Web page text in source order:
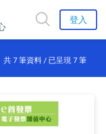
登入
共 7 筆資料 / 已呈現 7 筆